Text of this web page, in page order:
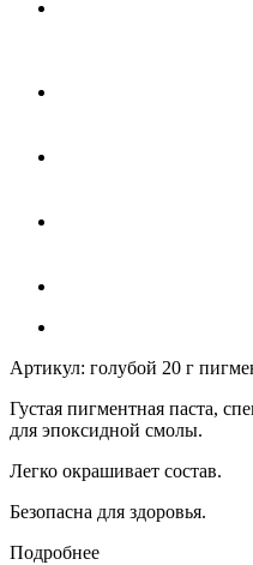
Артикул: голубой 20 г
Густая пигментная паста,
для эпоксидной смолы.
Легко окрашивает состав.
Безопасна для здоровья.
Подробнее